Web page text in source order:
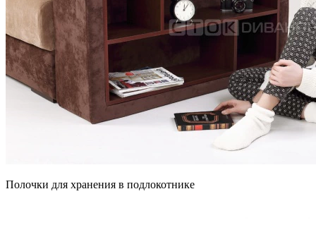
Полочки для хранения в подлокотнике